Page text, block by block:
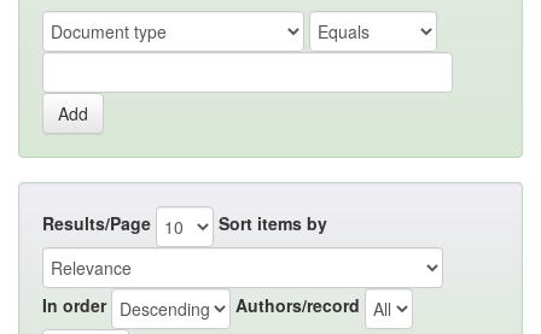
Results/Page Sort items by
In order Authors/record